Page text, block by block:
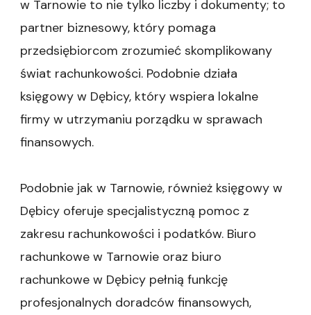
w Tarnowie to nie tylko liczby i dokumenty; to
partner biznesowy, który pomaga
przedsiębiorcom zrozumieć skomplikowany
świat rachunkowości. Podobnie działa
księgowy w Dębicy, który wspiera lokalne
firmy w utrzymaniu porządku w sprawach
finansowych.
Podobnie jak w Tarnowie, również księgowy w
Dębicy oferuje specjalistyczną pomoc z
zakresu rachunkowości i podatków. Biuro
rachunkowe w Tarnowie oraz biuro
rachunkowe w Dębicy pełnią funkcję
profesjonalnych doradców finansowych,